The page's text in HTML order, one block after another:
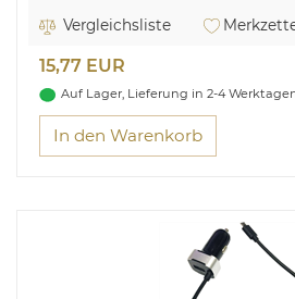
Vergleichsliste
15,77 EUR
Auf Lager, Lieferung in 2-4
In den Warenkorb